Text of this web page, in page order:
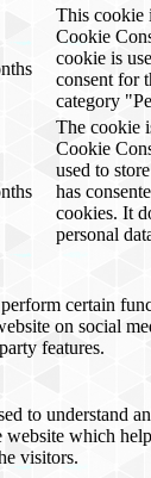
This cookie
Cookie
cookie is
consent for
category
The cookie
Cookie
used to
has
cookies. It
personal
certain
on social
features.
to understand
website which
visitors.